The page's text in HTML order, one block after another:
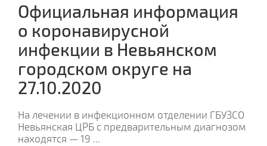
Официальная информация
о коронавирусной
инфекции в Невьянском
городском округе на
27.10.2020
На лечении в инфекционном отделении ГБУЗСО
Невьянская ЦРБ с предварительным диагнозом
находятся — 19 ...